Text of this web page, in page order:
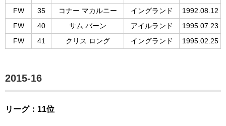
FW 35 コナー マカルニー イングランド
1992.08.12
FW
40 サム バーン アイルランド
1995.07.23
FW
41 クリス ロング イングランド 1995.02.25
2015-16
リーグ：11位